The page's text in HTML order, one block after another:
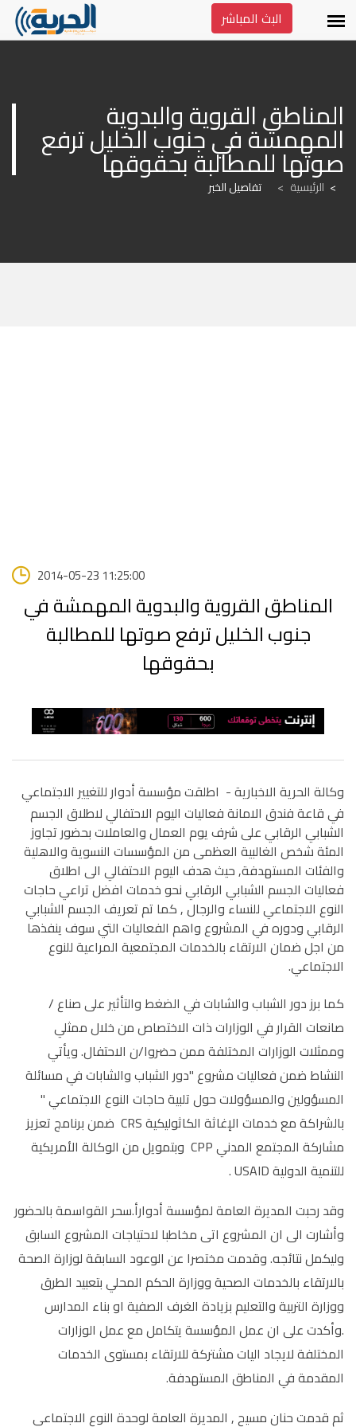
البث المباشر
صوتها للمطالبة بحقوقها
الرئيسية > تفاصيل الخبر
2014-05-23 11:25:00
المناطق القروية والبدوية المهمشة في
جنوب الخليل ترفع صوتها للمطالبة
بحقوقها
وكالة الحرية الاخبارية - اطلقت مؤسسة أدوار للتغيير الاجتماعي
في قاعة فندق الامانة فعاليات اليوم الاحتفالي لاطلاق الجسم
الشبابي الرقابي على شرف يوم العمال والعاملات بحضور تجاوز
المئة شخص الغالبية العظمى من المؤسسات النسوية والاهلية
والفئات المستهدفة, حيث هدف اليوم الاحتفالي الى اطلاق
فعاليات الجسم الشبابي الرقابي نحو خدمات افضل تراعي حاجات
النوع الاجتماعي للنساء والرجال , كما تم تعريف الجسم الشبابي
الرقابي ودوره في المشروع واهم الفعاليات التي سوف ينفذها
من اجل ضمان الارتقاء بالخدمات المجتمعية المراعية للنوع
الاجتماعي.
كما برز دور الشباب والشابات في الضغط والتأثير على صناع /
صانعات القرار في الوزارات ذات الاختصاص من خلال ممثلي
وممثلات الوزارات المختلفة ممن حضروا/ن الاحتفال. ويأتي
النشاط ضمن فعاليات مشروع "دور الشباب والشابات في مسائلة
المسؤولين والمسؤولات حول تلبية حاجات النوع الاجتماعي "
بالشراكة مع خدمات الإغاثة الكاثوليكية CRS ضمن برنامج تعزيز
مشاركة المجتمع المدني CPP وبتمويل من الوكالة الأمريكية
للتنمية الدولية USAID .
وقد رحبت المديرة العامة لمؤسسة أدوارأ.سحر القواسمة بالحضور
وأشارت الى ان المشروع اتى مخاطبا لاحتياجات المشروع السابق
وليكمل نتائجه. وقدمت مختصرا عن الوعود السابقة لوزارة الصحة
بالارتقاء بالخدمات الصحية ووزارة الحكم المحلي بتعبيد الطرق
ووزارة التربية والتعليم بزيادة الغرف الصفية او بناء المدارس
.وأكدت على ان عمل المؤسسة يتكامل مع عمل الوزارات
المختلفة لايجاد اليات مشتركة للارتقاء بمستوى الخدمات
المقدمة في المناطق المستهدفة.
ثم قدمت حنان مسيح , المديرة العامة لوحدة النوع الاجتماعي